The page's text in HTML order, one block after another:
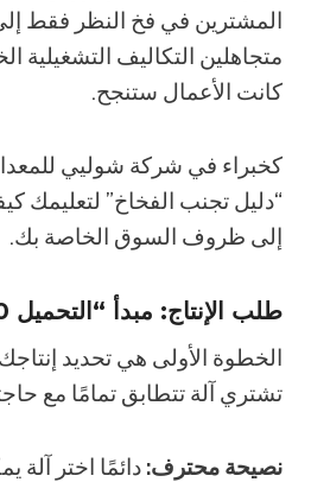
المشترين في فخ النظر فقط
متجاهلين التكاليف التشغيلية
كانت الأعمال ستنجح.
كخبراء في شركة شوليي
“دليل تجنب الفخاخ” لتعليمك
إلى ظروف السوق الخاصة بك.
طلب الإنتاج: مبدأ “التحميل 80%”
الخطوة الأولى هي تحديد
تشتري آلة تتطابق تمامًا مع
نصيحة محترف: دائمًا اختر آلة